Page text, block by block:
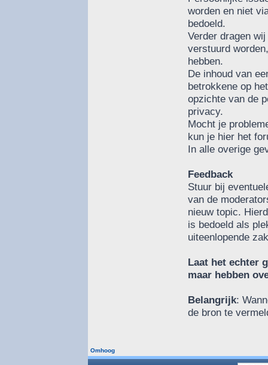
worden en niet
bedoeld.
Verder dragen
verstuurd
hebben.
De inhoud van
betrokkene op
opzichte van de
privacy.
Mocht je
kun je hier het
In alle overige
Feedback
Stuur bij
van de
nieuw topic.
is bedoeld als
uiteenlopende
Laat het echter
maar hebben
Belangrijk:
de bron te
Omhoog